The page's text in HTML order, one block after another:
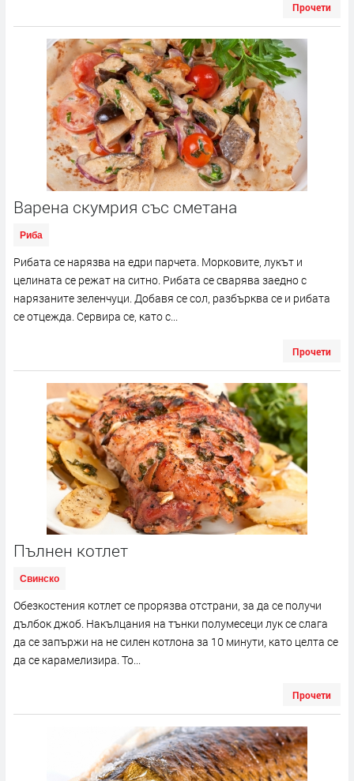
Прочети
Варена скумрия със сметана
Риба
Рибата се нарязва на едри парчета. Морковите, лукът и
целината се режат на ситно. Рибата се сварява заедно с
нарязаните зеленчуци. Добавя се сол, разбърква се и рибата
се отцежда. Сервира се, като с...
Прочети
Пълнен котлет
Свинско
Обезкостения котлет се прорязва отстрани, за да се получи
дълбок джоб. Накълцания на тънки полумесеци лук се слага
да се запържи на не силен котлона за 10 минути, като целта се
да се карамелизира. То...
Прочети